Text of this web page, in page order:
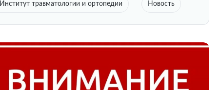
Институт травматологии и ортопедии Новость